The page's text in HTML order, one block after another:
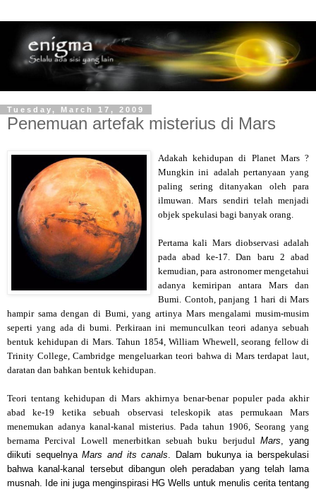
Tuesday, March 17, 2009
Penemuan artefak misterius di Mars
Adakah kehidupan di Planet Mars ?
Mungkin ini adalah pertanyaan yang
paling sering ditanyakan oleh para
ilmuwan. Mars sendiri telah menjadi
objek spekulasi bagi banyak orang.
Pertama kali Mars diobservasi adalah
pada abad ke-17. Dan baru 2 abad
kemudian, para astronomer mengetahui
adanya kemiripan antara Mars dan
Bumi. Contoh, panjang 1 hari di Mars
hampir sama dengan di Bumi, yang artinya Mars mengalami musim-musim
seperti yang ada di bumi. Perkiraan ini memunculkan teori adanya sebuah
bentuk kehidupan di Mars. Tahun 1854, William Whewell, seorang fellow di
Trinity College, Cambridge mengeluarkan teori bahwa di Mars terdapat laut,
daratan dan bahkan bentuk kehidupan.
Teori tentang kehidupan di Mars akhirnya benar-benar populer pada akhir
abad ke-19 ketika sebuah observasi teleskopik atas permukaan Mars
menemukan adanya kanal-kanal misterius. Pada tahun 1906, Seorang yang
bernama Percival Lowell menerbitkan sebuah buku berjudul Mars , yang
diikuti sequelnyaMars and its canals . Dalam bukunya ia berspekulasi
bahwa kanal-kanal tersebut dibangun oleh peradaban yang telah lama
musnah. Ide ini juga menginspirasi HG Wells untuk menulis cerita tentang